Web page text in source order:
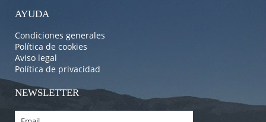
AYUDA
Condiciones generales
Política de cookies
Aviso legal
Política de privacidad
NEWSLETTER